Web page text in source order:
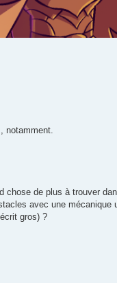
notamment.
chose de plus à trouver
avec une mécanique
gros) ?